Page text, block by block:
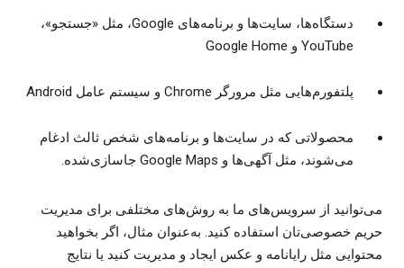
دستگاه‌ها، سایت‌ها و برنامه‌های Google، مثل «جستجو»،
YouTube و Google Home
پلتفورم‌هایی مثل مرورگر Chrome و سیستم عامل Android
محصولاتی که در سایت‌ها و برنامه‌های شخص ثالث ادغام
می‌شوند، مثل آگهی‌ها و Google Maps جاسازی‌شده.
می‌توانید از سرویس‌های ما به روش‌های مختلفی برای مدیریت
حریم خصوصی‌تان استفاده کنید. به‌عنوان مثال، اگر بخواهید
محتوایی مثل رایانامه و عکس ایجاد و مدیریت کنید یا نتایج